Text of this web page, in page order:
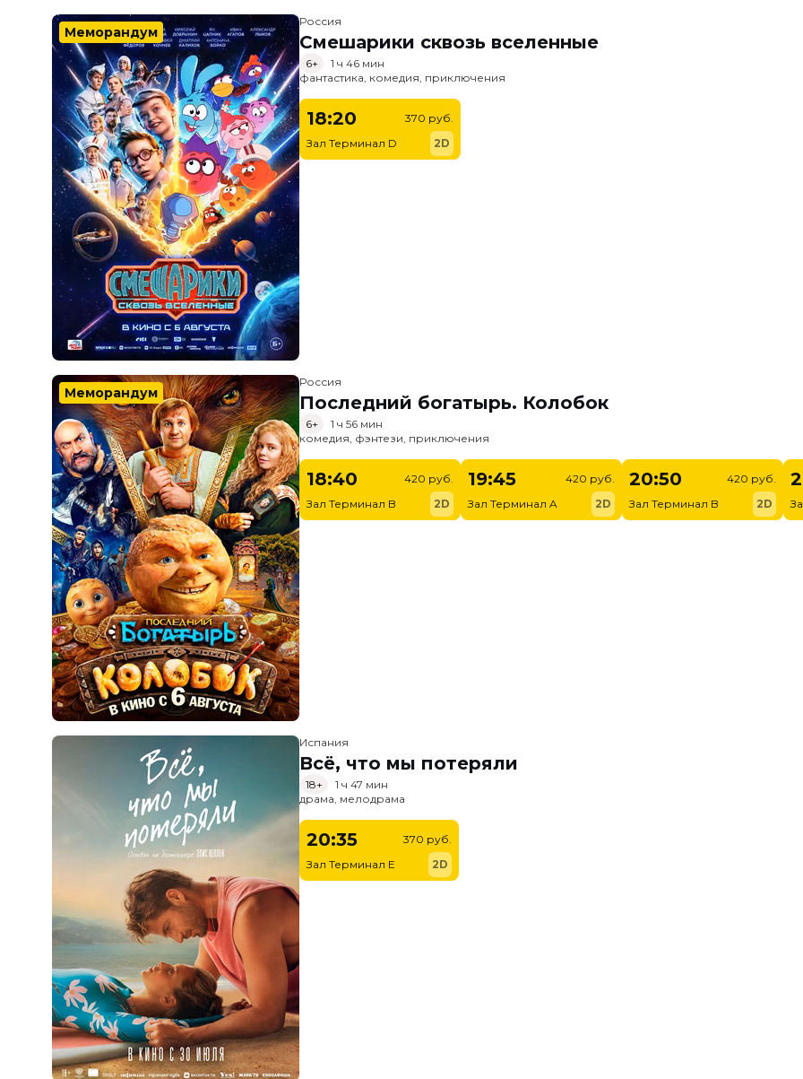
Меморандум
Россия
Смешарики сквозь вселенные
6+
1 ч 46 мин
фантастика, комедия, приключения
18:20
Зал Терминал D
370 руб.
2D
Меморандум
Россия
Последний богатырь. Колобок
6+
1 ч 56 мин
комедия, фэнтези, приключения
18:40
Зал Терминал B
420 руб.
2D
19:45
Зал Терминал A
420 руб.
2D
20:50
Зал Терминал B
420 руб.
2D
Испания
Всё, что мы потеряли
18+
1 ч 47 мин
драма, мелодрама
20:35
Зал Терминал E
370 руб.
2D